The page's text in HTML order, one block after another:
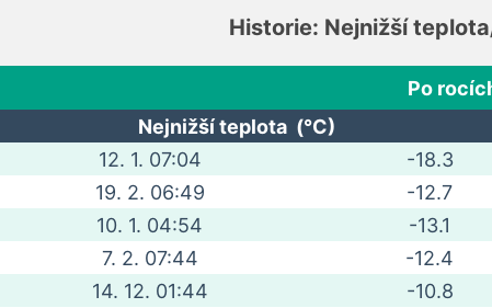
Historie: Nejnižší
Po
Nejnižší teplota (°C)
12. 1. 07:04 -18.3
19. 2. 06:49 -12.7
10. 1. 04:54 -13.1
7. 2. 07:44 -12.4
14. 12. 01:44 -10.8